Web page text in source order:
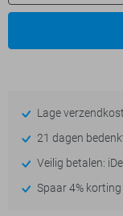
Lage
21 dagen
Veilig betalen:
Spaar 4%